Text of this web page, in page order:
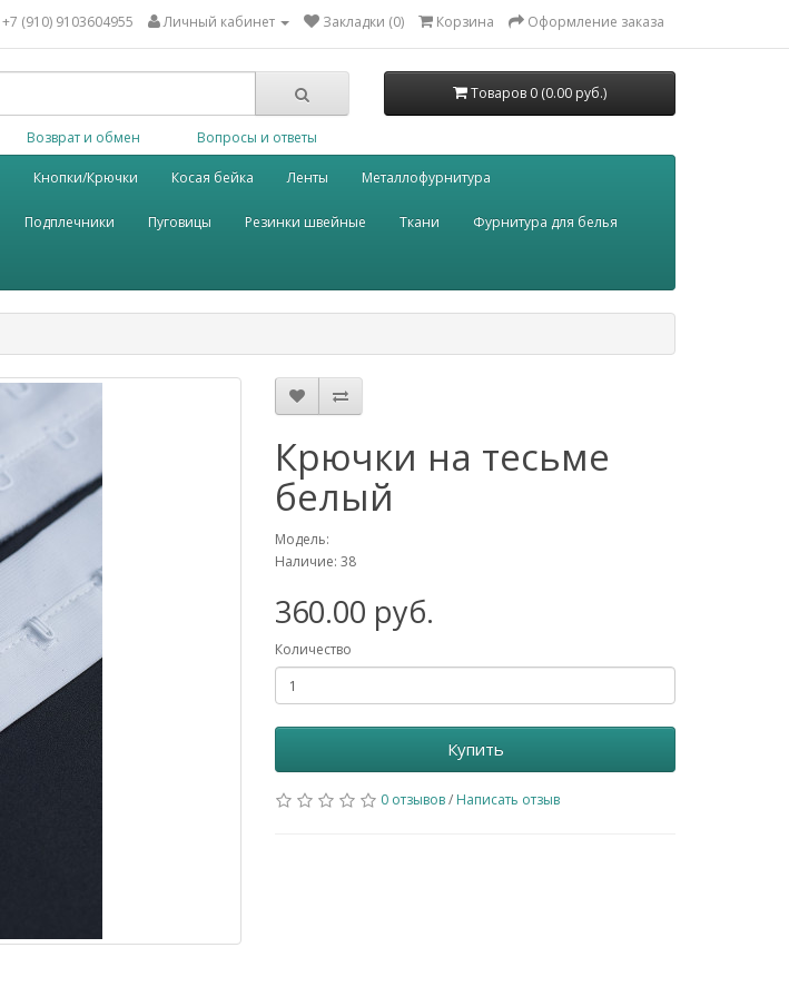
+7 (910) 9103604955 Личный кабинет Закладки (0) Корзина Оформление заказа
Товаров 0 (0.00 руб.)
Возврат и обмен Вопросы и ответы
Кнопки/Крючки Косая бейка Ленты Металлофурнитура
Подплечники Пуговицы Резинки швейные Ткани Фурнитура для белья
Крючки на тесьме
белый
Модель:
Наличие: 38
360.00 руб.
Количество
Купить
0 отзывов/ Написать отзыв